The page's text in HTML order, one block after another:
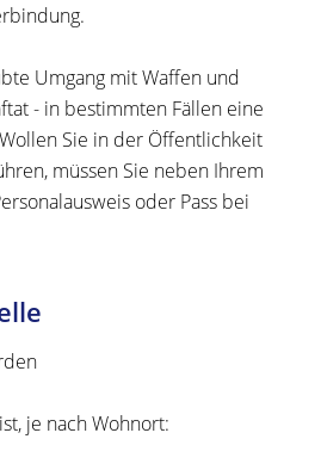
Umgang mit Waffen und
- in bestimmten Fällen eine
Wollen Sie in der Öffentlichkeit
müssen Sie neben Ihrem
oder Pass bei
je nach Wohnort: